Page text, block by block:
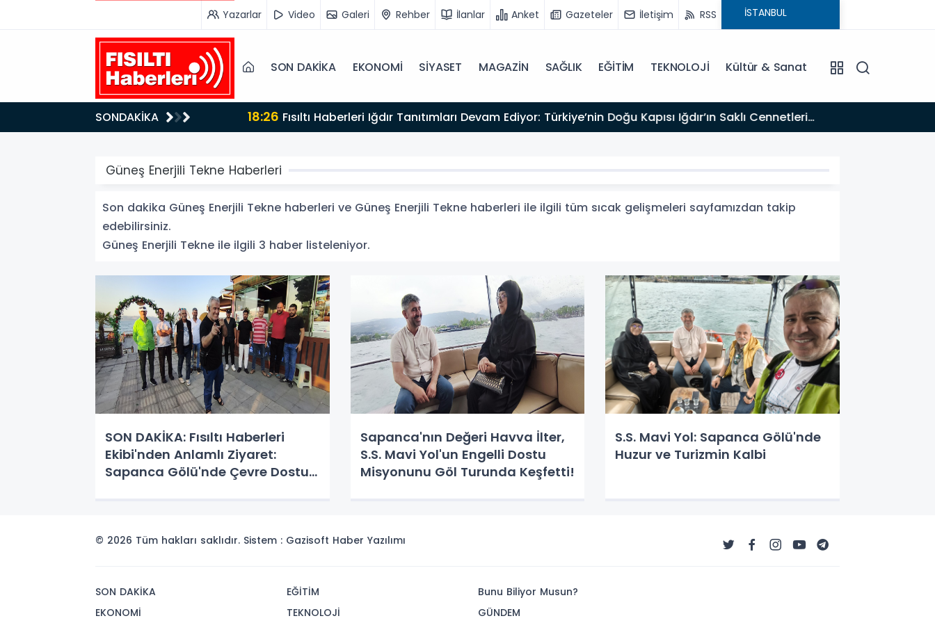
Yazarlar Video Galeri Rehber İlanlar Anket Gazeteler İletişim RSS
SON DAKİKA EKONOMİ SİYASET MAGAZİN SAĞLIK EĞİTİM TEKNOLOJİ Kültür & Sanat
SONDAKİKA 18:26Fısıltı Haberleri Iğdır Tanıtımları Devam Ediyor: Türkiye’nin Doğu Kapısı Iğdır’ın Saklı Cennetleri
Keşfedilmeyi Bekliyor
Güneş Enerjili Tekne Haberleri
Son dakika Güneş Enerjili Tekne haberleri ve Güneş Enerjili Tekne haberleri ile ilgili tüm sıcak gelişmeleri sayfamızdan takip
edebilirsiniz.
Güneş Enerjili Tekne ile ilgili 3 haber listeleniyor.
SON DAKİKA: Fısıltı Haberleri
Ekibi'nden Anlamlı Ziyaret:
Sapanca Gölü'nde Çevre Dostu
Sapanca'nın Değeri Havva İlter,
S.S. Mavi Yol'un Engelli Dostu
Misyonunu Göl Turunda Keşfetti!
S.S. Mavi Yol: Sapanca Gölü'nde
Huzur ve Turizmin Kalbi
© 2026 Tüm hakları saklıdır. Sistem : Gazisoft Haber Yazılımı
SON DAKİKA
EKONOMİ
EĞİTİM
TEKNOLOJİ
Bunu Biliyor Musun?
GÜNDEM